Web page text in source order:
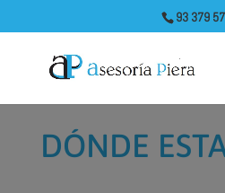
93 379
DÓNDE